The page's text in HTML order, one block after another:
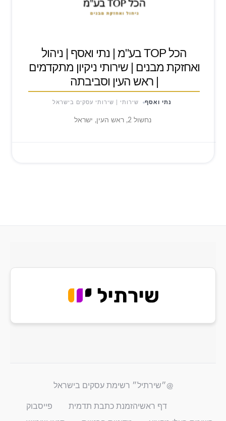
הכל TOP בע"מ | נתי ואסף | ניהול
ואחזקת מבנים | שירותי ניקיון מתקדמים
| ראש העין וסביבתה
נתי ואסף שירותי | שירותי עסקים בישראל
נחשול 2, ראש העין, ישראל
@״שירתיל״ רשימת עסקים בישראל
דף ראשיהזמנת כתבת תדמית פייסבוק